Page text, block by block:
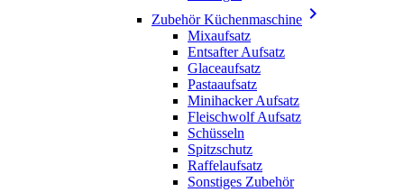
Zubehör Küchenmaschine 
Mixaufsatz
Entsafter Aufsatz
Glaceaufsatz
Pastaaufsatz
Minihacker Aufsatz
Fleischwolf Aufsatz
Schüsseln
Spitzschutz
Raffelaufsatz
Sonstiges Zubehör